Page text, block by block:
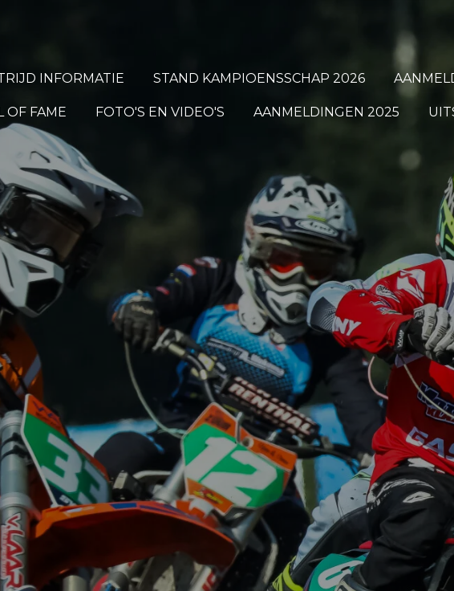
INFORMATIE STAND KAMPIOENSSCHAP 2026
OF FAME FOTO'S EN VIDEO'S AANMELDINGEN 2025